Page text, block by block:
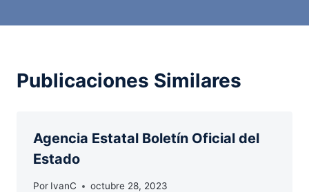
Publicaciones Similares
Agencia Estatal Boletín Oficial del
Estado
Por IvanC octubre 28, 2023